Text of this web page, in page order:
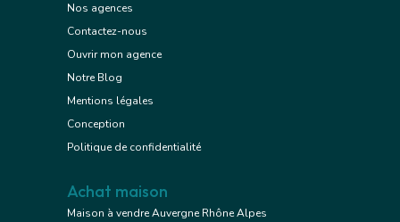
Nos agences
Contactez-nous
Ouvrir mon agence
Notre Blog
Mentions légales
Conception
Politique de confidentialité
Achat maison
Maison à vendre Auvergne Rhône Alpes